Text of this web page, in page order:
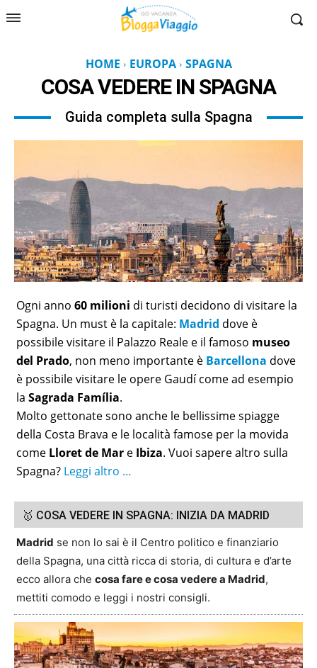
HOME EUROPA SPAGNA
COSA VEDERE IN SPAGNA
Guida completa sulla Spagna
Ogni anno 60 milioni di turisti decidono di visitare la
Spagna. Un must è la capitale: Madrid dove è
possibile visitare il Palazzo Reale e il famoso museo
del Prado, non meno importante è Barcellona dove
è possibile visitare le opere Gaudí come ad esempio
la Sagrada Família.
Molto gettonate sono anche le bellissime spiagge
della Costa Brava e le località famose per la movida
come Lloret de Mar e Ibiza. Vuoi sapere altro sulla
Spagna? Leggi altro …
🥇 COSA VEDERE IN SPAGNA: INIZIA DA MADRID
Madrid se non lo sai è il Centro politico e finanziario
della Spagna, una città ricca di storia, di cultura e d’arte
ecco allora che cosa fare e cosa vedere a Madrid,
mettiti comodo e leggi i nostri consigli.